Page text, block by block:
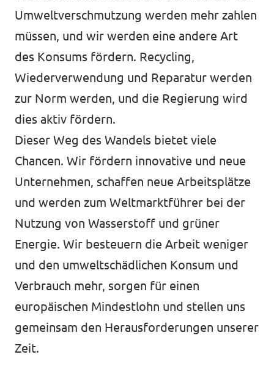
Umweltverschmutzung werden mehr zahlen
müssen, und wir werden eine andere Art
des Konsums fördern. Recycling,
Wiederverwendung und Reparatur werden
zur Norm werden, und die Regierung wird
dies aktiv fördern.
Dieser Weg des Wandels bietet viele
Chancen. Wir fördern innovative und neue
Unternehmen, schaffen neue Arbeitsplätze
und werden zum Weltmarktführer bei der
Nutzung von Wasserstoff und grüner
Energie. Wir besteuern die Arbeit weniger
und den umweltschädlichen Konsum und
Verbrauch mehr, sorgen für einen
europäischen Mindestlohn und stellen uns
gemeinsam den Herausforderungen unserer
Zeit.